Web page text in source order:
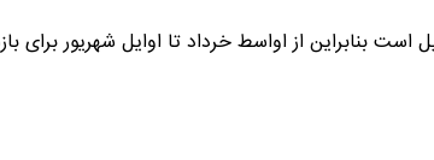
بنابراین از اواسط خرداد تا اوایل شهریور برای